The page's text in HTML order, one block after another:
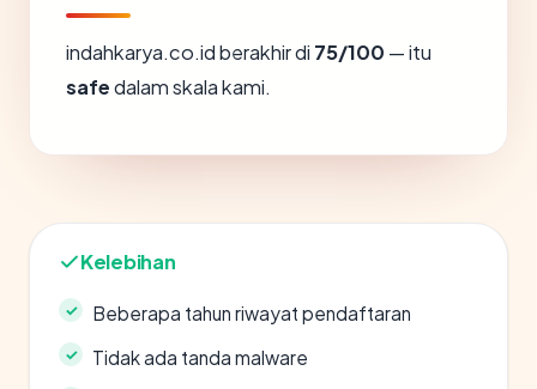
indahkarya.co.id berakhir di 75/100 — itu
safedalam skala kami.
Kelebihan
Beberapa tahun riwayat pendaftaran
Tidak ada tanda malware